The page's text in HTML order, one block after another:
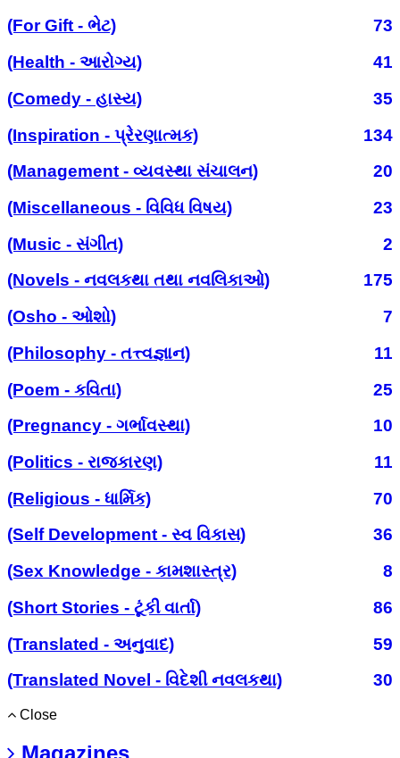
(For Gift - ભેટ)
73
(Health - આરોગ્ય)
41
(Comedy - હાસ્ય)
35
(Inspiration - પ્રેરણાત્મક)
134
(Management - વ્યવસ્થા સંચાલન)
20
(Miscellaneous - વિવિધ વિષય)
23
(Music - સંગીત)
2
(Novels - નવલકથા તથા નવલિકાઓ)
175
(Osho - ઓશો)
7
(Philosophy - તત્ત્વજ્ઞાન)
11
(Poem - કવિતા)
25
(Pregnancy - ગર્ભાવસ્થા)
10
(Politics - રાજકારણ)
11
(Religious - ધાર્મિક)
70
(Self Development - સ્વ વિકાસ)
36
(Sex Knowledge - કામશાસ્ત્ર)
8
(Short Stories - ટૂંકી વાર્તા)
86
(Translated - અનુવાદ)
59
(Translated Novel - વિદેશી નવલકથા)
30
Close
Magazines